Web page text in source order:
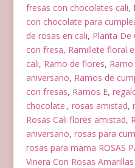
fresas con chocolates cali,
con chocolate para
de rosas en cali, Planta De
con fresa, Ramillete floral
cali, Ramo de flores,
aniversario, Ramos de
con fresas, Ramos E,
chocolate., rosas amistad,
Rosas Cali flores amistad,
aniversario, rosas para
rosas para mama ROSAS
Vinera Con Rosas